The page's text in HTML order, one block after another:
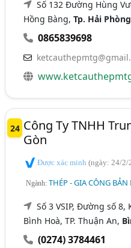
Số 132 Đường Hùng
Hồng Bàng,Tp. Hải Phòng
0865839698
24 Công Ty TNHH
Gòn
Được xác minh(ngày: 24/2/
Ngành:THÉP - GIA CÔNG BẢN
Số 3 VSIP, Đường số 8,
Bình Hoà, TP. Thuận An,
(0274) 3784461